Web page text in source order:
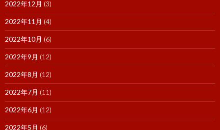
2022年12月 (3)
2022年11月 (4)
2022年10月 (6)
2022年9月 (12)
2022年8月 (12)
2022年7月 (11)
2022年6月 (12)
2022年5月 (6)